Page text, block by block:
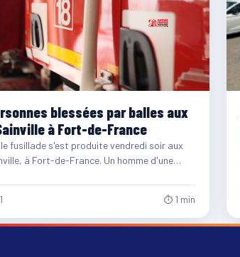
blessées par balles aux
à Fort-de-France
fusillade s'est produite vendredi soir aux
à Fort-de-France. Un homme d'une
⏱ 1 min